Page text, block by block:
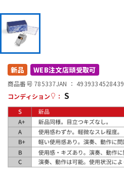
配信/ライブ機器
中古
新品 WEB注文店頭受取可
商品番号 785337JAN ： 4939334528439
コンディション
： S